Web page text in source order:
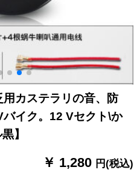
カステラリの音、防
イク。12 Vセクト\か
】
￥ 1,280 円(税込)